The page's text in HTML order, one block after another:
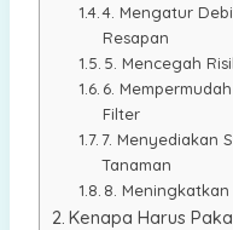
4. Mengatur
Resapan
5. Mencegah
6.
Filter
7. Menyediakan
Tanaman
8.
Kenapa Harus